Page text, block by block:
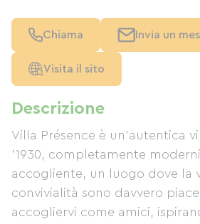
Descrizione
Villa Présence è un'autentica
'1930, completamente
accogliente, un luogo dove la
convivialità sono davvero
accogliervi come amici,
Chiama Invia un
Visita il sito